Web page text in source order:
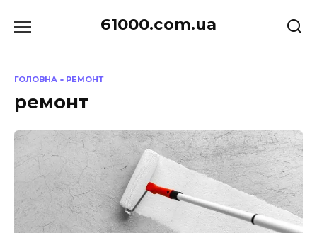
до
61000.com.ua
ГОЛОВНА » РЕМОНТ
ремонт